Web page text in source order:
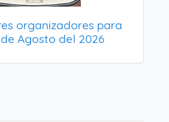
organizadores para
Agosto del 2026